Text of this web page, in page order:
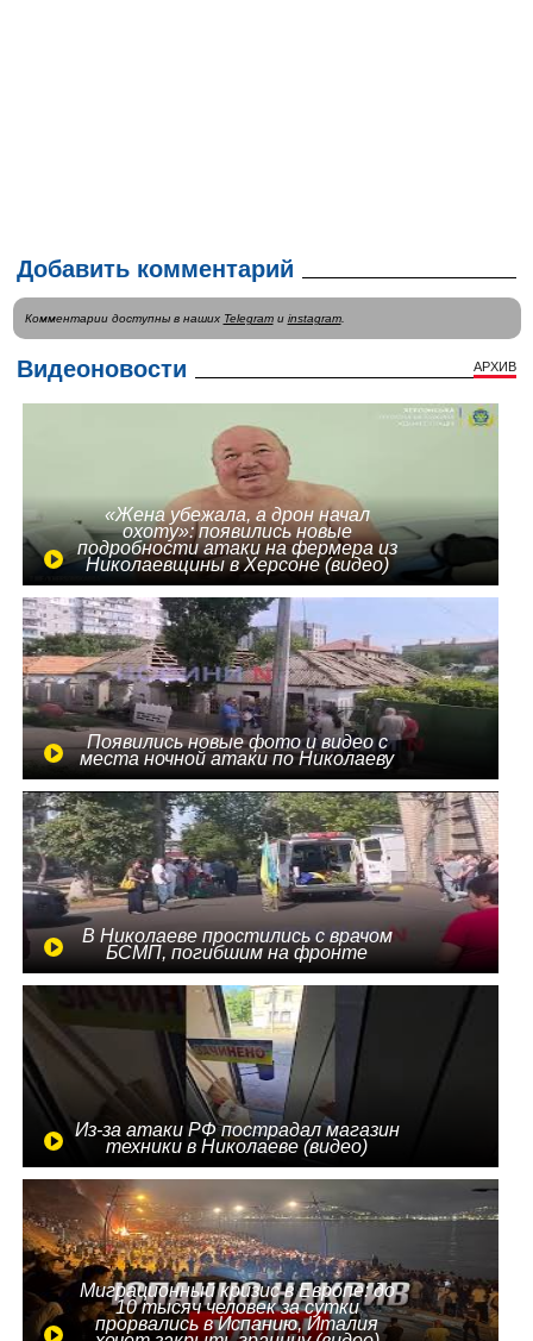
Добавить комментарий
Комментарии доступны в наших Telegramи instagram.
Видеоновости АРХИВ
«Жена убежала, а дрон начал
охоту»: появились новые
подробности атаки на фермера из
Николаевщины в Херсоне (видео)
Появились новые фото и видео с
места ночной атаки по Николаеву
В Николаеве простились с врачом
БСМП, погибшим на фронте
Из-за атаки РФ пострадал магазин
техники в Николаеве (видео)
Миграционный кризис в Европе: до
10 тысяч человек за сутки
прорвались в Испанию, Италия